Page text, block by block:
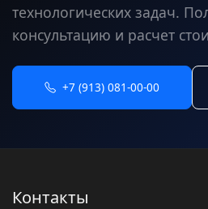
технологических задач.
консультацию и расчет
+7 (913) 081-00-00
Контакты